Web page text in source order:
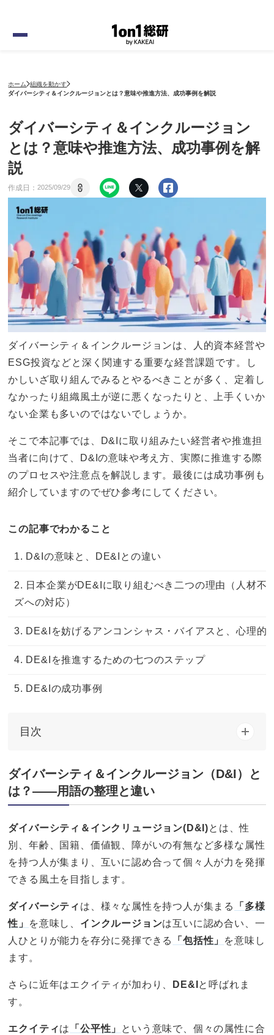
ホーム 組織を動かす
ダイバーシティ＆インクルージョンとは？意味や推進方法、成功事例を解説
ダイバーシティ＆インクルージョン
とは？意味や推進方法、成功事例を解
説
作成日：2025/09/29
ダイバーシティ＆インクルージョンは、人的資本経営や
ESG投資などと深く関連する重要な経営課題です。し
かしいざ取り組んでみるとやるべきことが多く、定着し
なかったり組織風土が逆に悪くなったりと、上手くいか
ない企業も多いのではないでしょうか。
そこで本記事では、D&Iに取り組みたい経営者や推進担
当者に向けて、D&Iの意味や考え方、実際に推進する際
のプロセスや注意点を解説します。最後には成功事例も
紹介していますのでぜひ参考にしてください。
この記事でわかること
1. D&Iの意味と、DE&Iとの違い
2. 日本企業がDE&Iに取り組むべき二つの理由（人材不
ズへの対応）
3. DE&Iを妨げるアンコンシャス・バイアスと、心理的
4. DE&Iを推進するための七つのステップ
5. DE&Iの成功事例
目次
ダイバーシティ＆インクルージョン（D&I）と
は？——用語の整理と違い
ダイバーシティ＆インクリュージョン(D&I)とは、性
別、年齢、国籍、価値観、障がいの有無など多様な属性
を持つ人が集まり、互いに認め合って個々人が力を発揮
できる風土を目指します。
ダイバーシティ は、様々な属性を持つ人が集まる 「 多様
性 」 を意味し、 インクルージョンは互いに認め合い、一
人ひとりが能力を存分に発揮できる
「包括性 」
を意味し
ます。
さらに近年はエクイティが加わり、 DE&I と呼ばれま
す。
エクイティは 「公平性 」
という意味で、個々の属性に合